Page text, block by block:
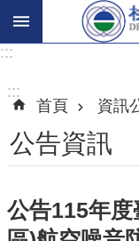
搜
尋
關
:::
:::
首頁
資訊
公告資訊
公告115年